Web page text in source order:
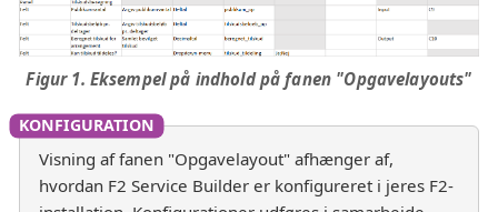
Figur 1. Eksempel på indhold på fanen "Opgavelayouts"
Visning af fanen "Opgavelayout" afhænger af,
hvordan F2 Service Builder er konfigureret i jeres F2-